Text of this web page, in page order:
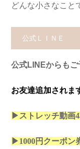
どんな小さなこと
公式ＬＩＮＥ
公式LINEからもご
お友達追加されま
▶ストレッチ動画
▶1000円クーポン